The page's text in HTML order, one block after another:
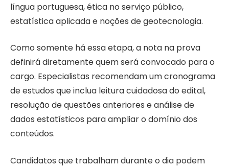
língua portuguesa, ética no serviço público,
estatística aplicada e noções de geotecnologia.
Como somente há essa etapa, a nota na prova
definirá diretamente quem será convocado para o
cargo. Especialistas recomendam um cronograma
de estudos que inclua leitura cuidadosa do edital,
resolução de questões anteriores e análise de
dados estatísticos para ampliar o domínio dos
conteúdos.
Candidatos que trabalham durante o dia podem